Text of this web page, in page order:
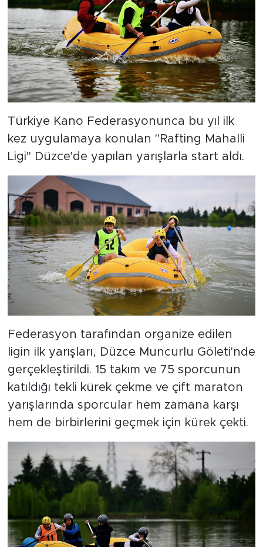
Türkiye Kano Federasyonunca bu yıl ilk
kez uygulamaya konulan "Rafting Mahalli
Ligi" Düzce'de yapılan yarışlarla start aldı.
Federasyon tarafından organize edilen
ligin ilk yarışları, Düzce Muncurlu Göleti'nde
gerçekleştirildi. 15 takım ve 75 sporcunun
katıldığı tekli kürek çekme ve çift maraton
yarışlarında sporcular hem zamana karşı
hem de birbirlerini geçmek için kürek çekti.